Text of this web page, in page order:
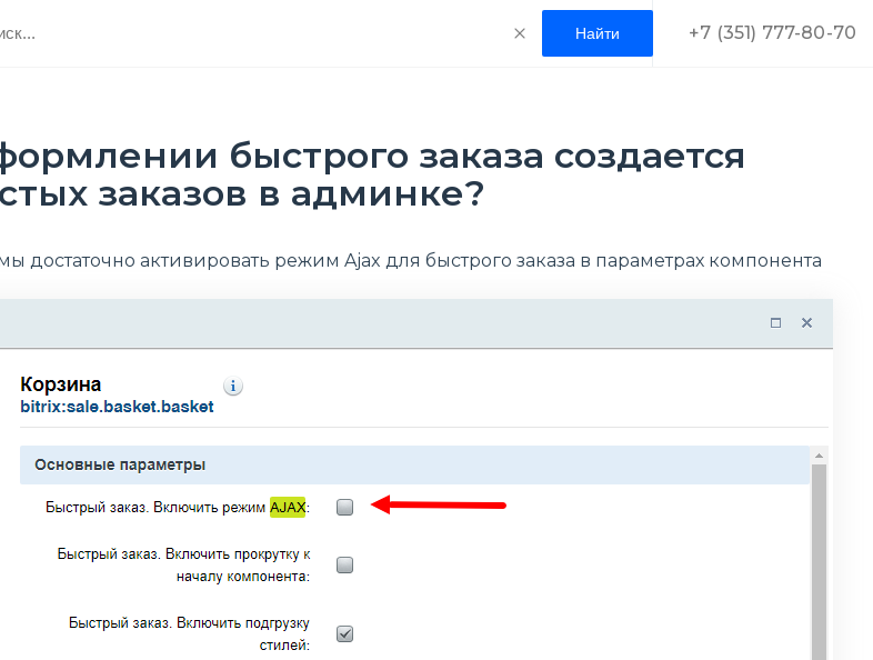
+7 (351) 777-80-70
быстрого заказа создается
заказов в админке?
достаточно активировать режим Ajax для быстрого заказа в параметрах компонента